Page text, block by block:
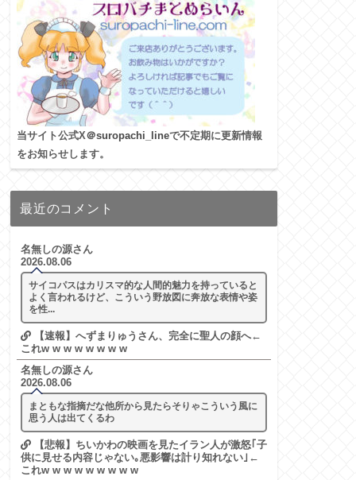
当サイト公式X＠suropachi_lineで不定期に更新情報
をお知らせします。
最近のコメント
名無しの源さん
2026.08.06
サイコパスはカリスマ的な人間的魅力を持っていると
よく言われるけど、こういう野放図に奔放な表情や姿
を性...
【速報】へずまりゅうさん、完全に聖人の顔へ←
これw w w w w w w w
名無しの源さん
2026.08.06
まともな指摘だな他所から見たらそりゃこういう風に
思う人は出てくるわ
【悲報】ちいかわの映画を見たイラン人が激怒｢子
供に見せる内容じゃない｡悪影響は計り知れない｣←
これw w w w w w w w w